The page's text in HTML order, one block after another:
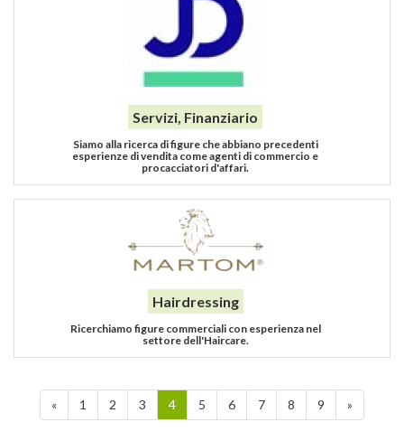
Servizi, Finanziario
Siamo alla ricerca di figure che abbiano precedenti
esperienze di vendita come agenti di commercio e
procacciatori d'affari.
Hairdressing
Ricerchiamo figure commerciali con esperienza nel
settore dell'Haircare.
« 1 2 3 4 5 6 7 8 9 »